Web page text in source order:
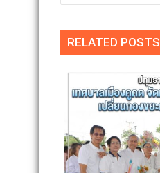
RELATED POSTS